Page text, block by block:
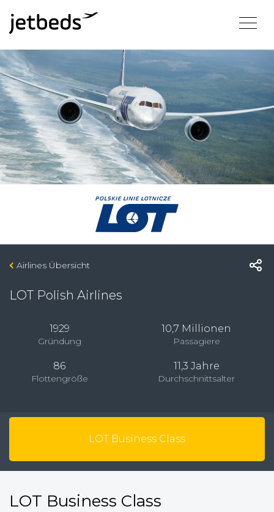
Airlines Übersicht
LOT Polish Airlines
1929
Gründung
10,7 Millionen
Passagiere
86
Flottengröße
11,3 Jahre
Durchschnittsalter
LOT Business Class
LOT Business Class